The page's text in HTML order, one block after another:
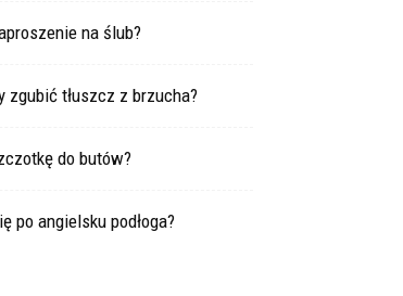
na ślub?
zgubić tłuszcz z brzucha?
do butów?
po angielsku podłoga?